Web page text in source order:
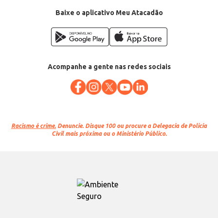
Baixe o aplicativo Meu Atacadão
Acompanhe a gente nas redes sociais
Racismo é crime. Denuncie. Disque 100 ou procure a Delegacia de Polícia
Civil mais próxima ou o Ministério Público.